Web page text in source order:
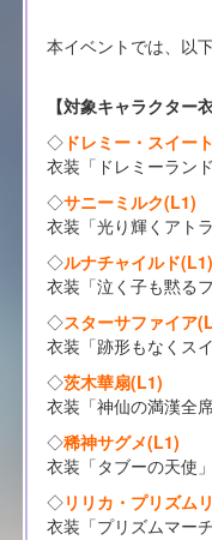
本イベントでは、以
【対象キャラクター
◇ドレミー・スイー
衣装「ドレミーラン
◇サニーミルク(L1)
衣装「光り輝くアト
◇ルナチャイルド(L1)
衣装「泣く子も黙る
◇スターサファイア
衣装「跡形もなくス
◇茨木華扇(L1)
衣装「神仙の満漢全席
◇稀神サグメ(L1)
衣装「タブーの天使」
◇リリカ・プリズム
衣装「プリズムマー